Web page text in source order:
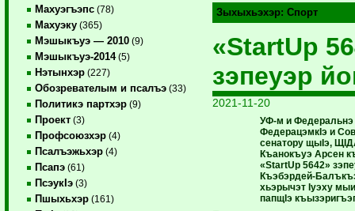
Махуэгъэпс (78)
Махуэку (365)
Мэшыкъуэ — 2010 (9)
Мэшыкъуэ-2014(5)
Нэтынхэр (227)
Обозревателым и псалъэ (33)
Политикэ партхэр (9)
Проект (3)
Профсоюзхэр (4)
Псалъэжьхэр (4)
Псапэ (61)
ПсэукIэ (3)
Пшыхьхэр (161)
Зыхыхьэхэр:Спорт
«StartUp
зэпеуэр
2021-11-20
УФ-м и
ФедерацэмкIэ и
сенатору щыIэ,
Къанокъуэ Арсен
«StartUp 5642»
Къэбэрдей-
хьэрычэт Iуэху
папщIэ